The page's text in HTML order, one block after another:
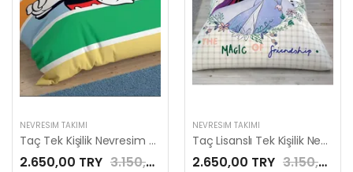
NEVRESIM TAKIMI
Taç Tek Kişilik Nevresim Takımı Mickey Mouse Rainbow
2.650,00 TRY 3.150,00 TRY
NEVRESIM TAKIMI
Taç Lisanslı Tek Kişilik Nevresim Takımı Frozen 2 Friendship
2.650,00 TRY 3.150,00 TRY